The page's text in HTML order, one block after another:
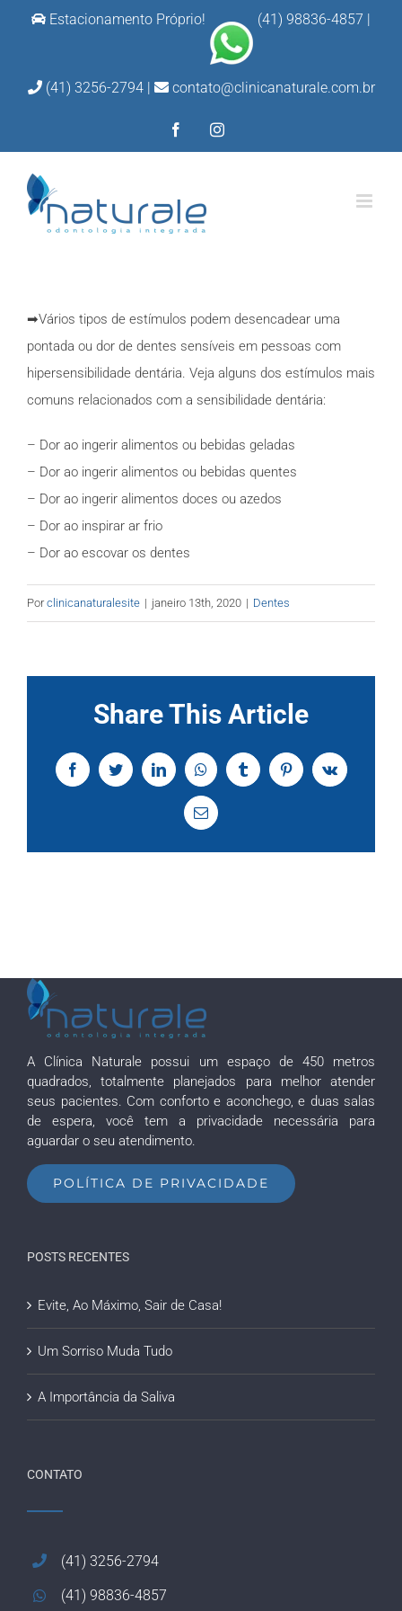
conteúdo
Estacionamento Próprio! (41) 98836-4857 |
(41) 3256-2794 | contato@clinicanaturale.com.br
FacebookInstagram
➡Vários tipos de estímulos podem desencadear uma
pontada ou dor de dentes sensíveis em pessoas com
hipersensibilidade dentária. Veja alguns dos estímulos mais
comuns relacionados com a sensibilidade dentária:
– Dor ao ingerir alimentos ou bebidas geladas
– Dor ao ingerir alimentos ou bebidas quentes
– Dor ao ingerir alimentos doces ou azedos
– Dor ao inspirar ar frio
– Dor ao escovar os dentes
Porclinicanaturalesite | janeiro 13th, 2020 | Dentes
Share This Article
FacebookTwitterLinkedInWhatsAppTumblrPinterestVk
E-
mail
A Clínica Naturale possui um espaço de 450 metros
quadrados, totalmente planejados para melhor atender
seus pacientes. Com conforto e aconchego, e duas salas
de espera, você tem a privacidade necessária para
aguardar o seu atendimento.
POLÍTICA DE PRIVACIDADE
POSTS RECENTES
Evite, Ao Máximo, Sair de Casa!
Um Sorriso Muda Tudo
A Importância da Saliva
CONTATO
(41) 3256-2794
(41) 98836-4857